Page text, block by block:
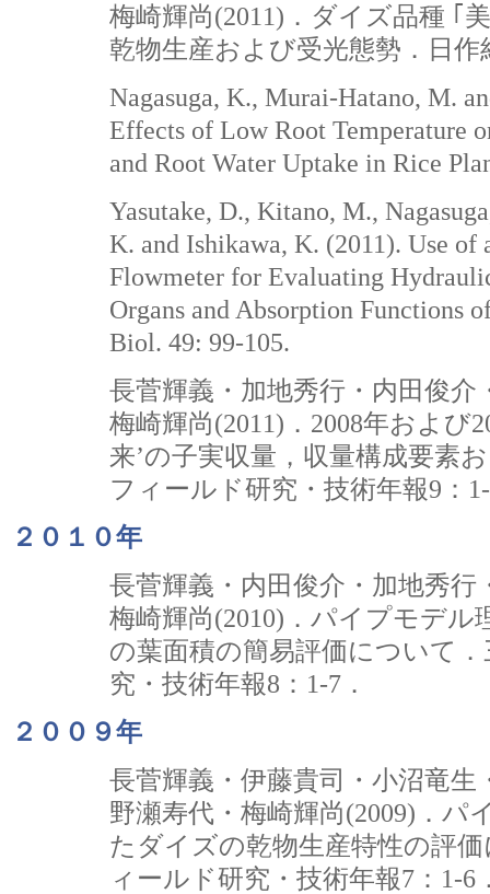
梅崎輝尚(2011)．ダイズ品種 ｢
乾物生産および受光態勢．日作
Nagasuga, K., Murai-Hatano, M.
Effects of Low Root Temperature
and Root Water Uptake in Rice
Yasutake, D., Kitano, M.,
K. and Ishikawa, K. (2011). Use of
Flowmeter for Evaluating
Organs and Absorption Functions
Biol. 49: 99-105.
長菅輝義・加地秀行・内田俊介
梅崎輝尚(2011)．2008年および
来’の子実収量，収量構成要素
フィールド研究・技術年報9：
２０１０年
長菅輝義・内田俊介・加地秀行
梅崎輝尚(2010)．パイプモデル
の葉面積の簡易評価について
究・技術年報8：1-7．
２００９年
長菅輝義・伊藤貴司・小沼竜生
野瀬寿代・梅崎輝尚(2009)．パ
たダイズの乾物生産特性の評
ィールド研究・技術年報7：1-6